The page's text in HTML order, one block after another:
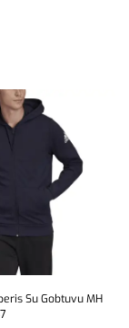
Su Gobtuvu MH